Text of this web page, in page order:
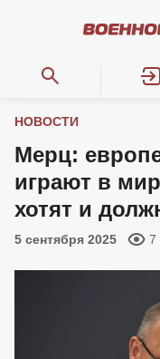
НОВОСТИ
Мерц:
играют в
хотят и
5 сентября 2025 7